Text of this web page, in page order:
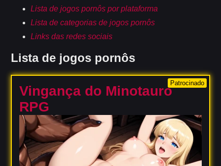
Lista de jogos pornôs por plataforma
Lista de categorias de jogos pornôs
Links das redes sociais
Lista de jogos pornôs
Patrocinado
Vingança do Minotauro
RPG